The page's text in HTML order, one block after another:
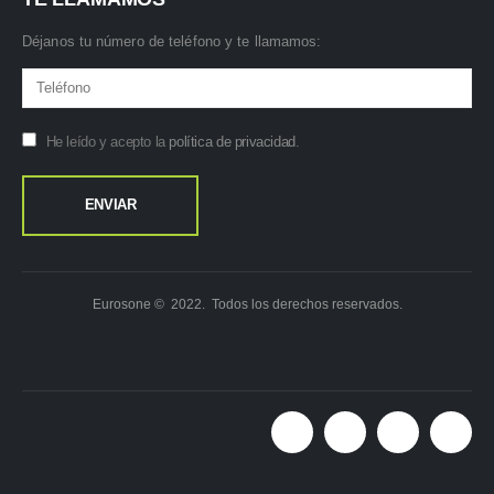
Déjanos tu número de teléfono y te llamamos:
He leído y acepto la política de privacidad.
Eurosone © 2022. Todos los derechos reservados.